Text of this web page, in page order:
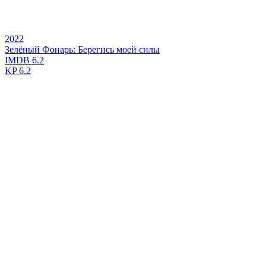
2022
Зелёный Фонарь: Берегись моей силы
IMDB 6.2
KP6.2